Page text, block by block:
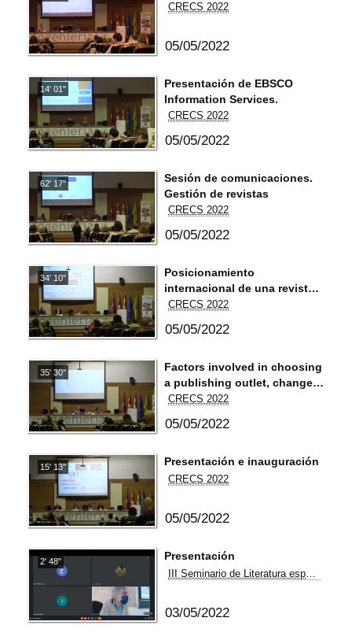
CRECS 2022
05/05/2022
14' 01''
Presentación de EBSCO
Information Services.
CRECS 2022
05/05/2022
62' 17''
Sesión de comunicaciones.
Gestión de revistas
CRECS 2022
05/05/2022
34' 10''
Posicionamiento
internacional de una revista
científica como marca de
CRECS 2022
05/05/2022
35' 30''
Factors involved in choosing
a publishing outlet, changes
over time and influence of
junior researchers.
CRECS 2022
05/05/2022
15' 13'' Presentación e inauguración
CRECS 2022
05/05/2022
2' 48'' Presentación
III Seminario de Literatura española de enseñanza y aprendizaje entre iguales
03/05/2022